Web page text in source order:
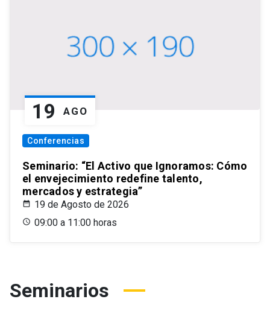
19 AGO
Conferencias
Seminario: “El Activo que Ignoramos: Cómo
el envejecimiento redefine talento,
mercados y estrategia”
19 de Agosto de 2026
09:00 a 11:00 horas
Seminarios